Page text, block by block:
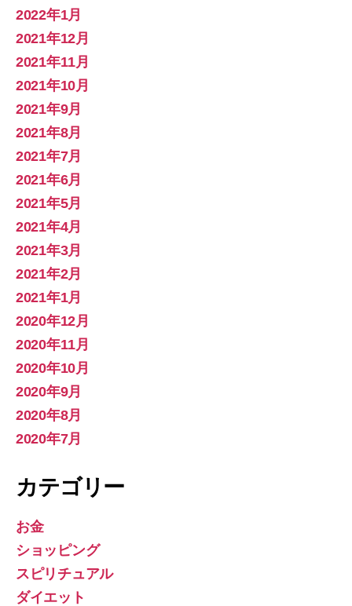
2022年1月
2021年12月
2021年11月
2021年10月
2021年9月
2021年8月
2021年7月
2021年6月
2021年5月
2021年4月
2021年3月
2021年2月
2021年1月
2020年12月
2020年11月
2020年10月
2020年9月
2020年8月
2020年7月
カテゴリー
お金
ショッピング
スピリチュアル
ダイエット